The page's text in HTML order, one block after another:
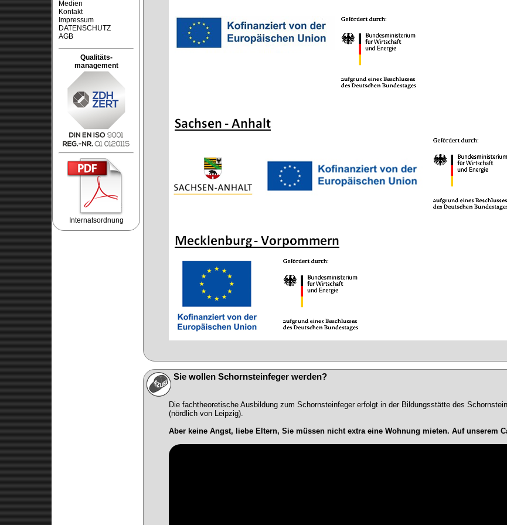
Medien
Kontakt
Impressum
DATENSCHUTZ
AGB
Qualitäts-
management
Internatsordnung
Sie wollen Schornsteinfeger werden?
Die fachtheoretische Ausbildung zum Schornsteinfeger erfolgt in der Bildungsstätte des
(nördlich von Leipzig).
Aber keine Angst, liebe Eltern, Sie müssen nicht extra eine Wohnung mieten. Auf unserem